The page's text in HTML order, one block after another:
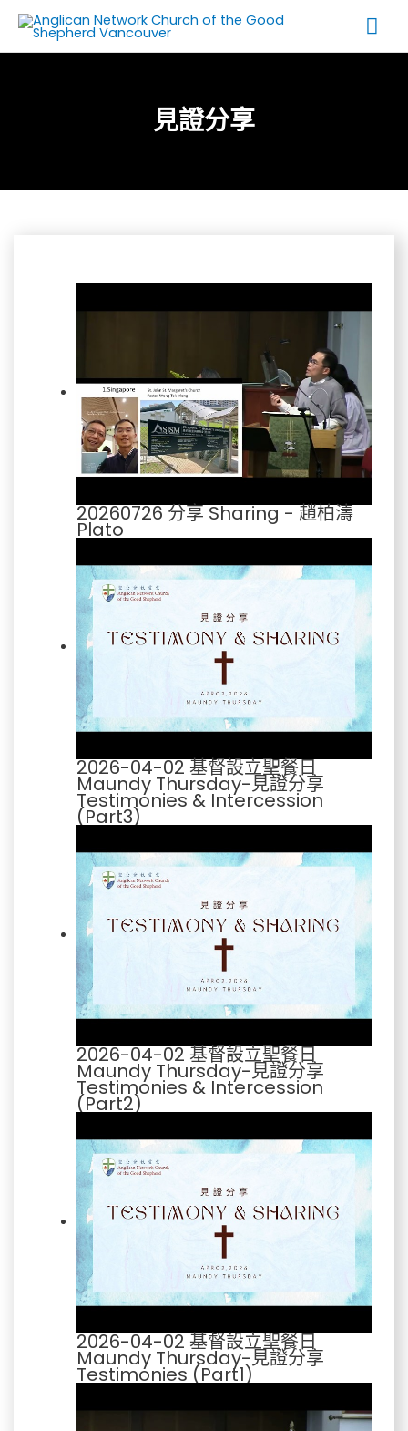
Skip
見證分享
20260726 分享 Sharing - 趙柏濤
Plato
2026-04-02 基督設立聖餐日
Maundy Thursday-見證分享
Testimonies & Intercession
(Part3)
2026-04-02 基督設立聖餐日
Maundy Thursday-見證分享
Testimonies & Intercession
(Part2)
2026-04-02 基督設立聖餐日
Maundy Thursday-見證分享
Testimonies (Part1)